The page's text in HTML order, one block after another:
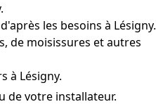
les besoins à Lésigny.
de moisissures et autres
à Lésigny.
de votre installateur.